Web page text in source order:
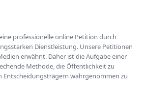
professionelle online Petition durch
Dienstleistung. Unsere Petitionen
erwähnt. Daher ist die Aufgabe einer
Methode, die Öffentlichkeit zu
Entscheidungsträgern wahrgenommen zu